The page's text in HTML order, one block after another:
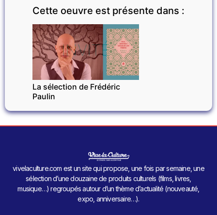
Cette oeuvre est présente dans :
INVITÉ
La sélection de Frédéric
Paulin
vivelaculture.com est un site qui propose, une fois par semaine, une
sélection d’une douzaine de produits culturels (films, livres,
musique…) regroupés autour d’un thème d’actualité (nouveauté,
expo, anniversaire…).